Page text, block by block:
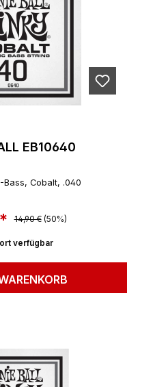
EB10640
Bass, Cobalt, .040
Regulärer Preis:
14,90 € (50%)
verfügbar